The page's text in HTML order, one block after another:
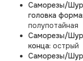
Саморезы/
головка форма:
полупотайная
Саморезы/
конца: острый
Саморезы/